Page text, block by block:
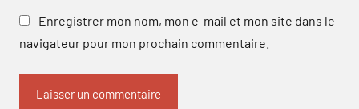
Enregistrer mon nom, mon e-mail et mon site dans le
navigateur pour mon prochain commentaire.